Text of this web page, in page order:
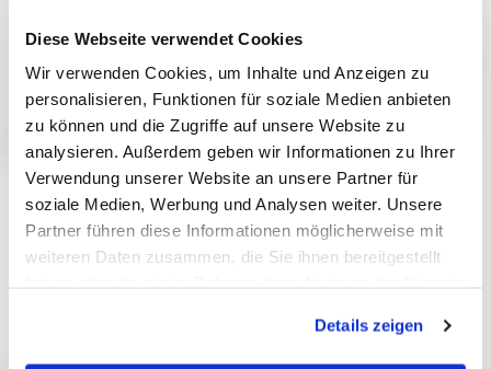
Diese Webseite verwendet Cookies
Wir verwenden Cookies, um Inhalte und Anzeigen zu
personalisieren, Funktionen für soziale Medien anbieten
zu können und die Zugriffe auf unsere Website zu
analysieren. Außerdem geben wir Informationen zu Ihrer
Verwendung unserer Website an unsere Partner für
soziale Medien, Werbung und Analysen weiter. Unsere
Partner führen diese Informationen möglicherweise mit
weiteren Daten zusammen, die Sie ihnen bereitgestellt
Cookies, wenn Sie unsere Webseite weiterhin nutzen.
Details zeigen
JETZT ANSEHEN
Leitfaden: